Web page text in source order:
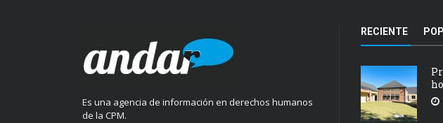
Es una agencia de información en derechos humanos
de la CPM.
RECIENTE